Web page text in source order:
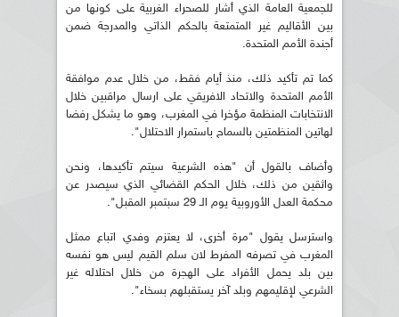
للجمعية العامة الذي أشار للصحراء الغربية على كونها من
بين الأقاليم غير المتمتعة بالحكم الذاتي والمدرجة ضمن
أجندة الأمم المتحدة.
كما تم تأكيد ذلك، منذ أيام فقط، من خلال عدم موافقة
الأمم المتحدة والاتحاد الافريقي على ارسال مراقبين خلال
الانتخابات المنظمة مؤخرا في المغرب، وهو ما يشكل رفضا
لهاتين المنظمتين بالسماح باستمرار الاحتلال".
وأضاف بالقول أن "هذه الشرعية سيتم تأكيدها، ونحن
واثقين من ذلك، خلال الحكم القضائي الذي سيصدر عن
محكمة العدل الأوروبية يوم الـ 29 سبتمبر المقبل".
واسترسل يقول "مرة أخرى، لا يعتزم وفدي اتباع ممثل
المغرب في تصرفه المفرط لان سلم القيم ليس هو نفسه
بين بلد يحمل الأفراد على الهجرة من خلال احتلاله غير
الشرعي لإقليمهم وبلد آخر يستقبلهم بسخاء".